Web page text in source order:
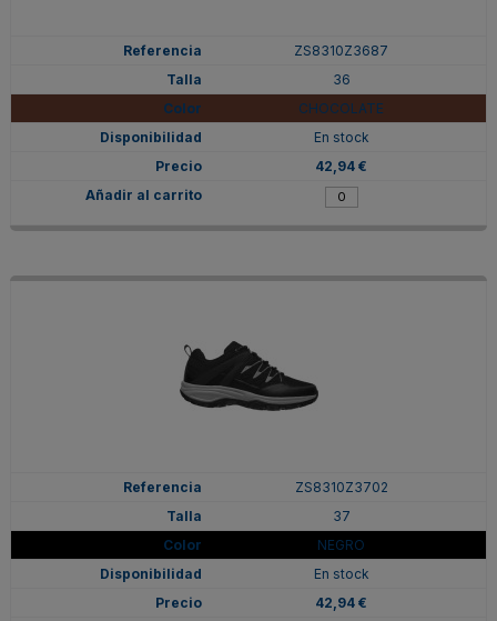
ZS8310Z3687
36
CHOCOLATE
En stock
42,94 €
ZS8310Z3702
37
NEGRO
En stock
42,94 €